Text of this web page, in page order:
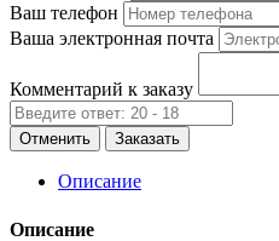
Ваш телефон
Ваша электронная почта
Комментарий к заказу
Отменить Заказать
Описание
Описание